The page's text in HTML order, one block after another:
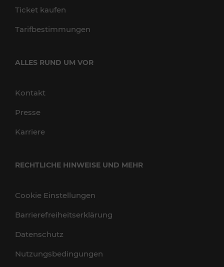
Ticket kaufen
Tarifbestimmungen
ALLES RUND UM VOR
Kontakt
Presse
Karriere
RECHTLICHE HINWEISE UND MEHR
Cookie Einstellungen
Barrierefreiheitserklärung
Datenschutz
Nutzungsbedingungen